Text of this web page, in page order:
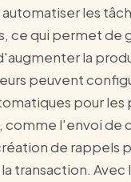
les
ce qui permet de
la
peuvent
pour les
comme l'envoi de
de rappels
transaction. Avec